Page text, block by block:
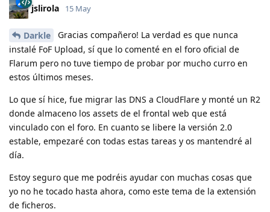
jslirola 15 May
Darkle
Gracias compañero! La verdad es que nunca
instalé FoF Upload, sí que lo comenté en el foro oficial de
Flarum pero no tuve tiempo de probar por mucho curro en
estos últimos meses.
Lo que sí hice, fue migrar las DNS a CloudFlare y monté un R2
donde almaceno los assets de el frontal web que está
vinculado con el foro. En cuanto se libere la versión 2.0
estable, empezaré con todas estas tareas y os mantendré al
día.
Estoy seguro que me podréis ayudar con muchas cosas que
yo no he tocado hasta ahora, como este tema de la extensión
de ficheros.